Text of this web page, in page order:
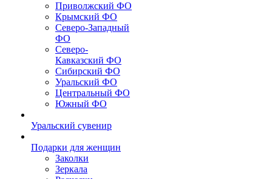
Приволжский ФО
Крымский ФО
Северо-Западный
ФО
Северо-
Кавказский ФО
Сибирский ФО
Уральский ФО
Центральный ФО
Южный ФО
Уральский сувенир
Подарки для женщин
Заколки
Зеркала